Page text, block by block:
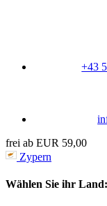
+43
frei ab EUR 59,00
Zypern
Wählen Sie ihr Land: